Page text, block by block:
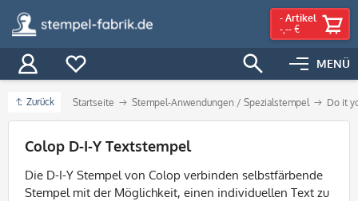
MENÜ
- Artikel
-,-- €
Zurück Startseite Stempel-Anwendungen / Spezialstempel Do it
Filter
Colop D-I-Y Textstempel
Die D-I-Y Stempel von Colop verbinden selbstfärbende
Stempel mit der Möglichkeit, einen individuellen Text zu